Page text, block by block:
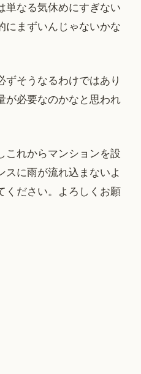
単なる気休めにすぎない
にまずいんじゃないかな
ずそうなるわけではあり
が必要なのかなと思われ
これからマンションを設
スに雨が流れ込まないよ
ください。よろしくお願